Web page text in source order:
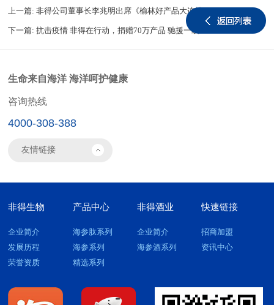
上一篇:非得公司董事长李兆明出席《榆林好产品大连推介会》并接受媒体采访
下一篇:抗击疫情 非得在行动，捐赠70万产品 驰援一线医护
生命来自海洋 海洋呵护健康
咨询热线
4000-308-388
非得生物
企业简介
发展历程
荣誉资质
产品中心
海参肽系列
海参系列
精选系列
非得酒业
企业简介
海参酒系列
快速链接
招商加盟
资讯中心